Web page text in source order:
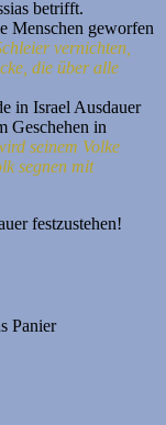
betrifft.
Menschen geworfen
vernichten,
die über alle
in Israel Ausdauer
Geschehen in
seinem Volke
segnen mit
festzustehen!
Panier